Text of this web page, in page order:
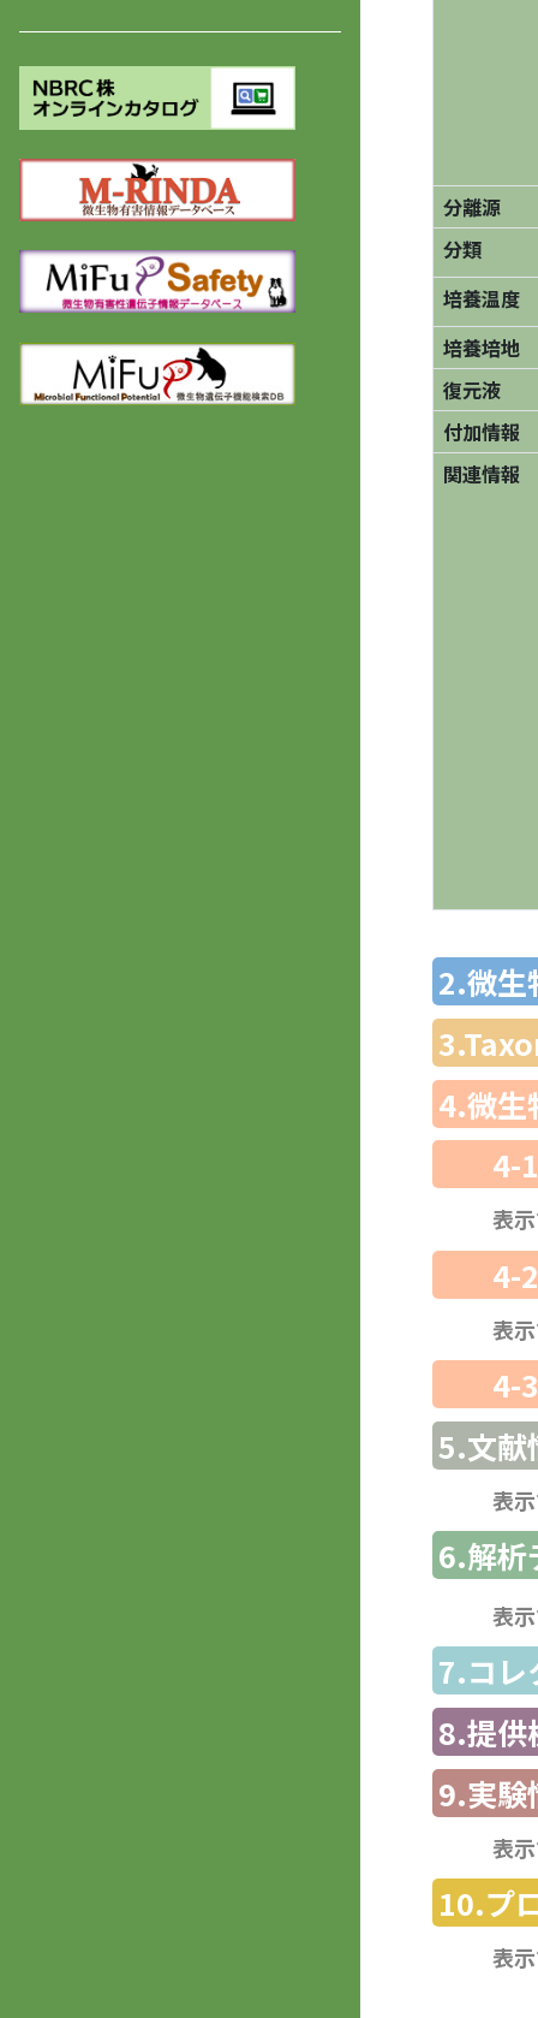
分離源
分類
培養温度
培養培地
復元液
付加情報
関連情報
2.微生
4.微生
4-
表
4-
表
4-
5.文献
表
6.解析
表
7.コレ
8.提供
9.実験
表
10.プ
表